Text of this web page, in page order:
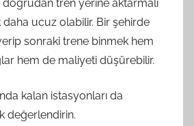
tren yerine aktarmalı
daha ucuz olabilir. Bir şehirde
sonraki trene binmek hem
hem de maliyeti düşürebilir.
kalan istasyonları da
değerlendirin.